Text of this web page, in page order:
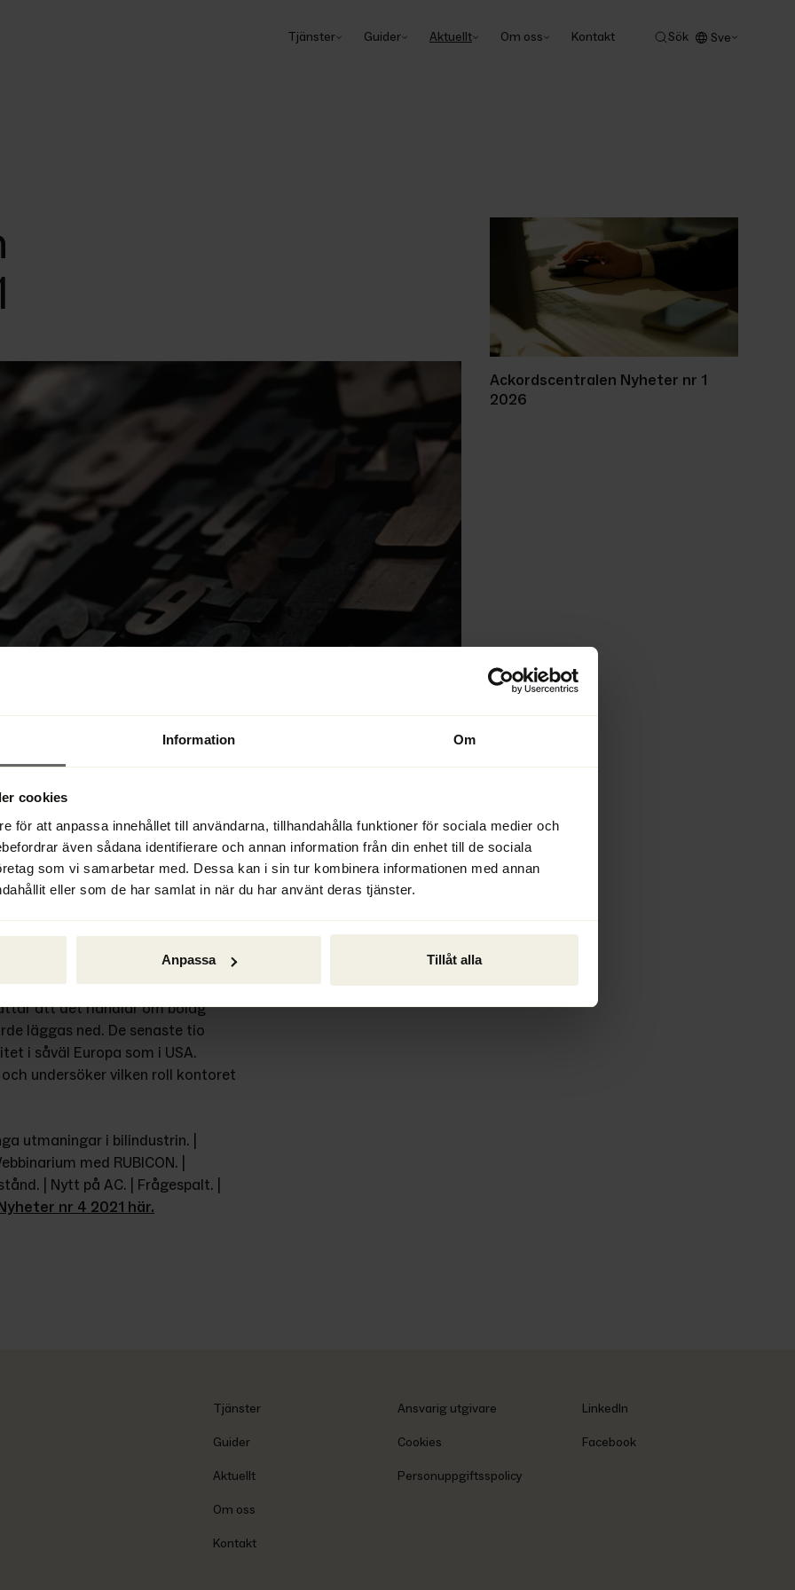
Information Om
cookies
för att anpassa innehållet till användarna, tillhandahålla funktioner för sociala medier och
även sådana identifierare och annan information från din enhet till de sociala
som vi samarbetar med. Dessa kan i sin tur kombinera informationen med annan
eller som de har samlat in när du har använt deras tjänster.
Anpassa Tillåt alla
Tjänster Guider Aktuellt Om oss Kontakt Sök Sve
vi fenomenet
från Japan. Vi träffar Fredrik
att det handlar om bolag
läggas ned. De senaste tio
i såväl Europa som i USA.
undersöker vilken roll kontoret
utmaningar i bilindustrin. |
med RUBICON. |
| Nytt på AC. | Frågespalt. |
nr 4 2021 här.
Ackordscentralen Nyheter nr 1
2026
Tjänster
Guider
Aktuellt
Om oss
Kontakt
Ansvarig utgivare
Cookies
Personuppgiftsspolicy
LinkedIn
Facebook